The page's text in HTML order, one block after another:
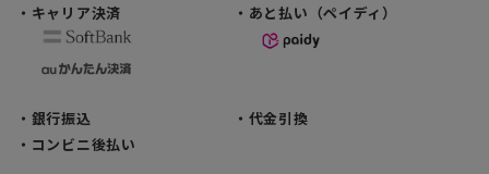
・キャリア決済 ・あと払い（ペイディ）
・銀行振込
・代金引換
・コンビニ後払い